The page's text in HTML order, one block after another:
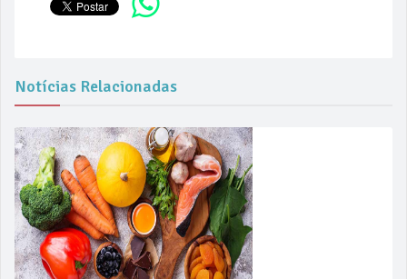
Notícias Relacionadas